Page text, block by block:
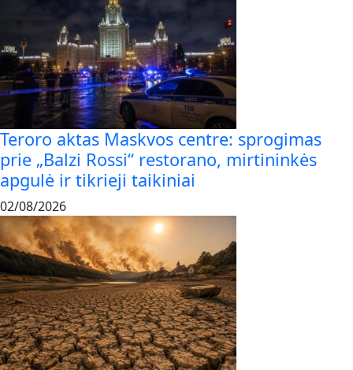
Teroro aktas Maskvos centre: sprogimas
prie „Balzi Rossi“ restorano, mirtininkės
apgulė ir tikrieji taikiniai
02/08/2026